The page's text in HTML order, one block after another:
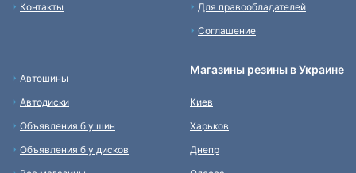
Контакты
Для правообладателей
Соглашение
Автошины
Автодиски
Объявления б у шин
Объявления б у дисков
Магазины резины в Украине
Киев
Харьков
Днепр